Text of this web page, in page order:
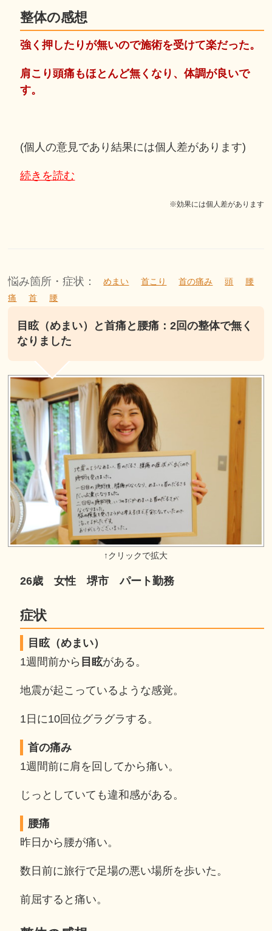
整体の感想
強く押したりが無いので施術を受けて楽だった。
肩こり頭痛もほとんど無くなり、体調が良いで
す。
(個人の意見であり結果には個人差があります)
続きを読む
※効果には個人差があります
悩み箇所・症状： めまい 首こり 首の痛み 頭
腰
痛
首 腰
目眩（めまい）と首痛と腰痛：2回の整体で無く
なりました
26歳 女性 堺市 パート勤務
症状
目眩（めまい）
1週間前から 目眩がある。
地震が起こっているような感覚。
1日に10回位グラグラする。
首の痛み
1週間前に肩を回してから痛い。
じっとしていても違和感がある。
腰痛
昨日から腰が痛い。
数日前に旅行で足場の悪い場所を歩いた。
前屈すると痛い。